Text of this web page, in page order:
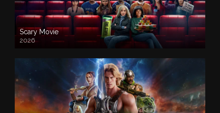
Scary Movie
2026